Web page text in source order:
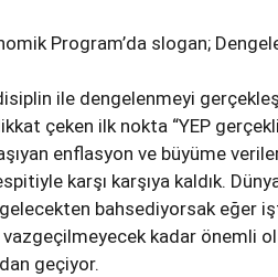
Program’da slogan;
ile dengelenmeyi
çeken ilk nokta “YEP
enflasyon ve büyüme
karşı karşıya kaldık.
bahsediyorsak eğer
kadar önemli
geçiyor.